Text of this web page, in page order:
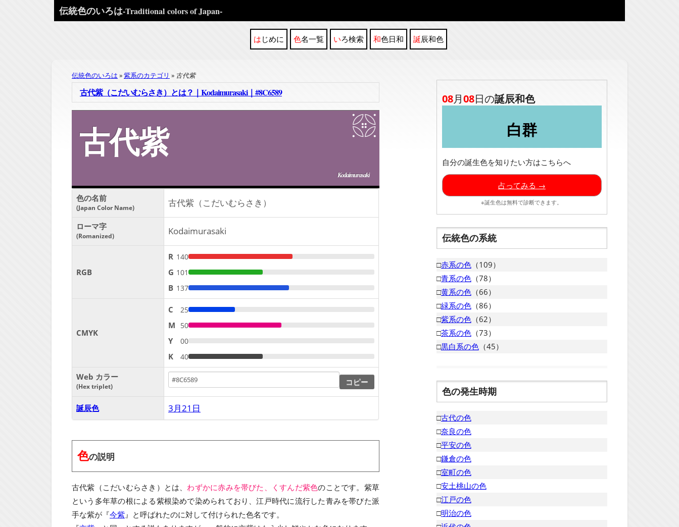
伝統色のいろは-Traditional colors of Japan-
はじめに 色名一覧 いろ検索 和色日和 誕辰和色
伝統色のいろは 紫系のカテゴリ 古代紫
古代紫（こだいむらさき）とは？｜Kodaimurasaki｜#8C6589
古代紫
Kodaimurasaki
色の名前
Japan Color Name 古代紫（こだいむらさき）
ローマ字
Romanized Kodaimurasaki
RGB
R 140
G 101
B 137
CMYK
C 25
M 50
Y 00
K 40
Web カラー
Hex triplet コピー
誕辰色 3月21日
色の説明
古代紫（こだいむらさき）とは、 わずかに赤みを帯びた、くすんだ紫色のことです。紫草
という多年草の根による紫根染めで染められており、江戸時代に流行した青みを帯びた派
手な紫が『今紫 』と呼ばれたのに対して付けられた色名です。
08月08日の誕辰和色
白群
自分の誕生色を知りたい方はこちらへ
占ってみる →
※誕生色は無料で診断できます。
伝統色の系統
□赤系の色（109）
□青系の色（78）
□黄系の色（66）
□緑系の色（86）
□紫系の色（62）
□茶系の色（73）
□黒白系の色（45）
色の発生時期
□古代の色
□奈良の色
□平安の色
□鎌倉の色
□室町の色
□安土桃山の色
□江戸の色
□明治の色